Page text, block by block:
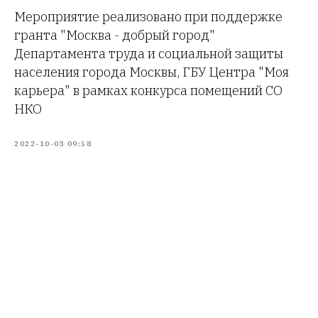
Мероприятие реализовано при поддержке
гранта "Москва - добрый город"
Департамента труда и социальной защиты
населения города Москвы, ГБУ Центра "Моя
карьера" в рамках конкурса помещений СО
НКО
2022-10-03 09:58